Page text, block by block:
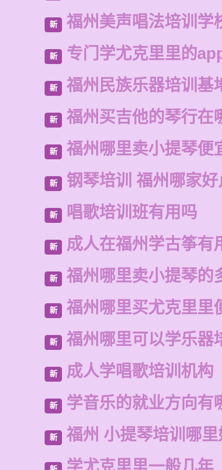
新 福州美声唱法培训学
新 专门学尤克里里的
新 福州民族乐器培训基
新 福州买吉他的琴行在
新 福州哪里卖小提琴便
新 钢琴培训 福州哪家好
新 唱歌培训班有用吗
新 成人在福州学古筝有
新 福州哪里卖小提琴的
新 福州哪里买尤克里里
新 福州哪里可以学乐器
新 成人学唱歌培训机构
新 学音乐的就业方向有
新 福州 小提琴培训哪
学尤克里里一般几年